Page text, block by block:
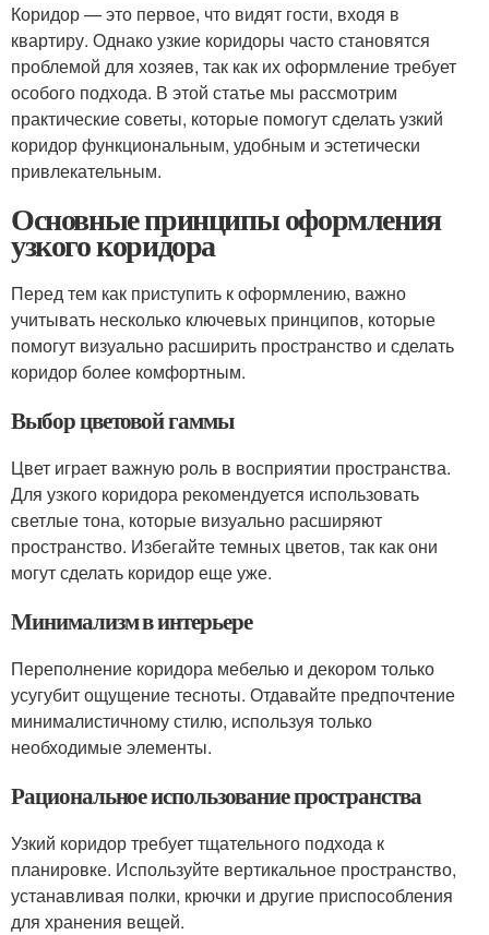
Коридор — это первое, что видят гости, входя в
квартиру. Однако узкие коридоры часто становятся
проблемой для хозяев, так как их оформление требует
особого подхода. В этой статье мы рассмотрим
практические советы, которые помогут сделать узкий
коридор функциональным, удобным и эстетически
привлекательным.
Основные принципы оформления
узкого коридора
Перед тем как приступить к оформлению, важно
учитывать несколько ключевых принципов, которые
помогут визуально расширить пространство и сделать
коридор более комфортным.
Выбор цветовой гаммы
Цвет играет важную роль в восприятии пространства.
Для узкого коридора рекомендуется использовать
светлые тона, которые визуально расширяют
пространство. Избегайте темных цветов, так как они
могут сделать коридор еще уже.
Минимализм в интерьере
Переполнение коридора мебелью и декором только
усугубит ощущение тесноты. Отдавайте предпочтение
минималистичному стилю, используя только
необходимые элементы.
Рациональное использование пространства
Узкий коридор требует тщательного подхода к
планировке. Используйте вертикальное пространство,
устанавливая полки, крючки и другие приспособления
для хранения вещей.